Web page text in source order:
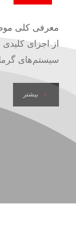
معرفی کلی
از اجزای
سیستم‌های
بیشتر